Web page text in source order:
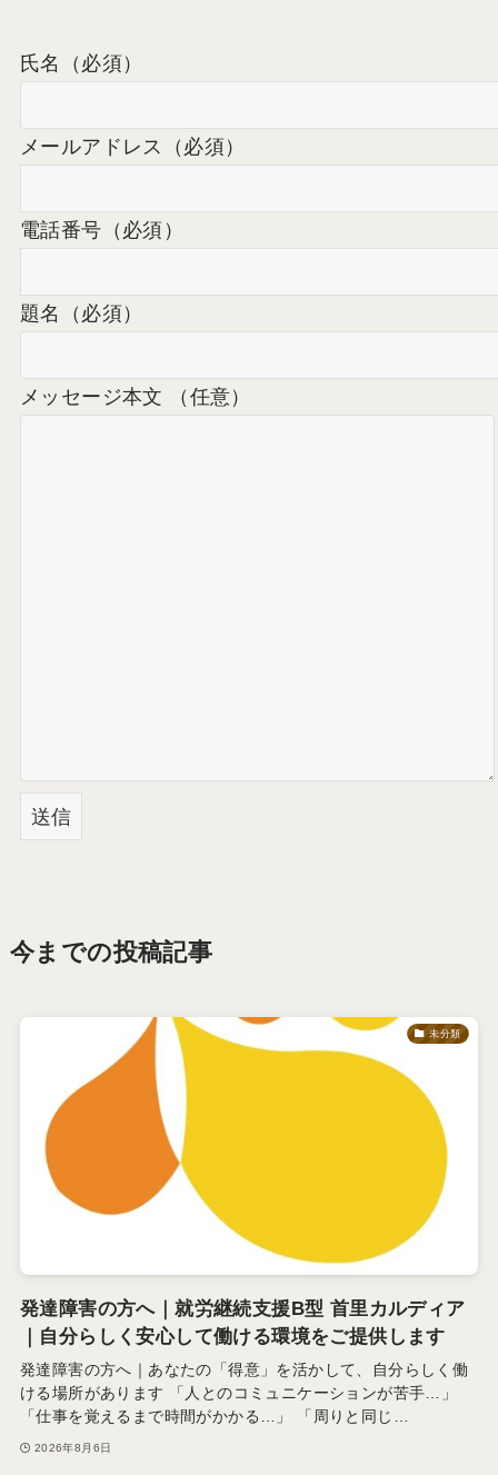
氏名 （必須）
メールアドレス （必須）
電話番号 （必須）
題名 （必須）
メッセージ本文 （任意）
今までの投稿記事
未分類
発達障害の方へ｜就労継続支援B型 首里カルディア
｜自分らしく安心して働ける環境をご提供します
発達障害の方へ｜あなたの「得意」を活かして、自分らしく働
ける場所があります 「人とのコミュニケーションが苦手…」
「仕事を覚えるまで時間がかかる…」 「周りと同じ…
2026年8月6日